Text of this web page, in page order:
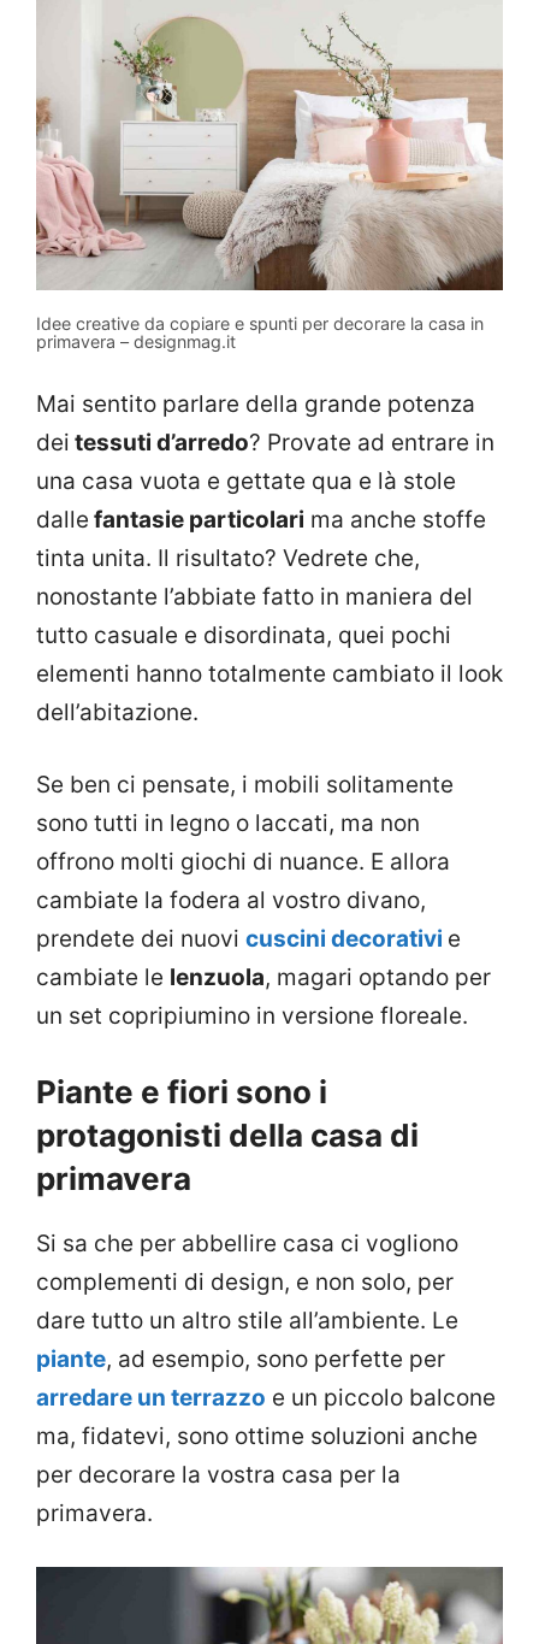
Idee creative da copiare e spunti per decorare la casa in
primavera – designmag.it
Mai sentito parlare della grande potenza
dei tessuti d’arredo? Provate ad entrare in
una casa vuota e gettate qua e là stole
dalle fantasie particolari ma anche stoffe
tinta unita. Il risultato? Vedrete che,
nonostante l’abbiate fatto in maniera del
tutto casuale e disordinata, quei pochi
elementi hanno totalmente cambiato il look
dell’abitazione.
Se ben ci pensate, i mobili solitamente
sono tutti in legno o laccati, ma non
offrono molti giochi di nuance. E allora
cambiate la fodera al vostro divano,
prendete dei nuovi cuscini decorativi e
cambiate le lenzuola, magari optando per
un set copripiumino in versione floreale.
Piante e fiori sono i
protagonisti della casa di
primavera
Si sa che per abbellire casa ci vogliono
complementi di design, e non solo, per
dare tutto un altro stile all’ambiente. Le
piante, ad esempio, sono perfette per
arredare un terrazzo e un piccolo balcone
ma, fidatevi, sono ottime soluzioni anche
per decorare la vostra casa per la
primavera.